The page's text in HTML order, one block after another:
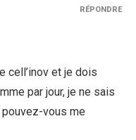
cell’inov et je dois
par jour, je ne sais
vous me
RÉPONDRE